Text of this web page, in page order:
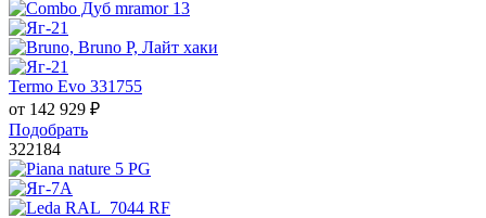
Termo Evo 331755
от 142 929 ₽
Подобрать
322184